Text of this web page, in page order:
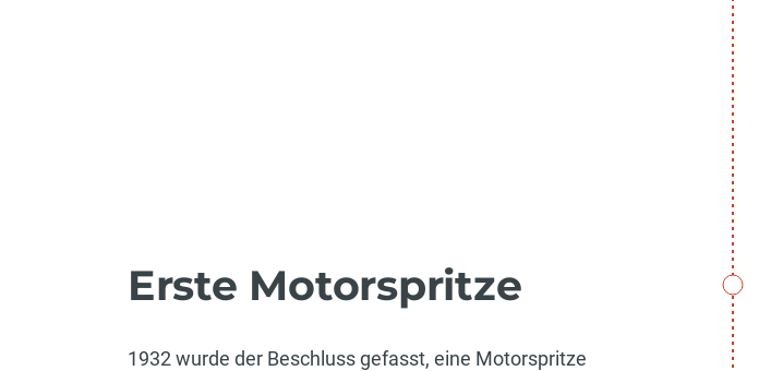
Erste Motorspritze
1932 wurde der Beschluss gefasst, eine Motorspritze